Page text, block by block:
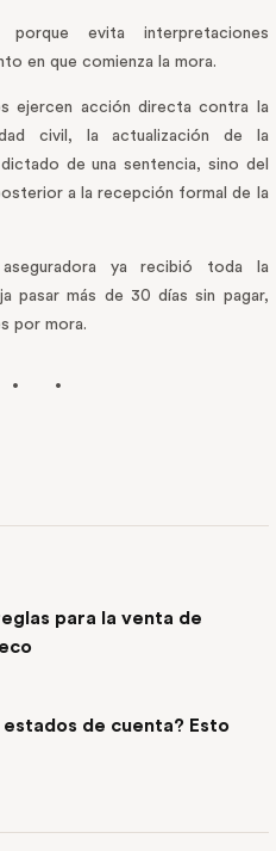
evita interpretaciones
en que comienza la mora.
ejercen acción directa contra la
civil, la actualización de la
de una sentencia, sino del
a la recepción formal de la
ya recibió toda la
pasar más de 30 días sin pagar,
por mora.
para la venta de
de cuenta? Esto